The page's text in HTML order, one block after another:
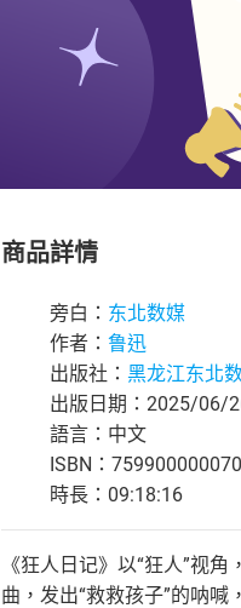
商品詳情
旁白： 东北数媒
作者： 鲁迅
出版社： 黑龙江东北
出版日期：2025/06/
語言：中文
ISBN：
時長：09:18:16
《狂人日记》以“狂人”视
曲，发出“救救孩子”的呐